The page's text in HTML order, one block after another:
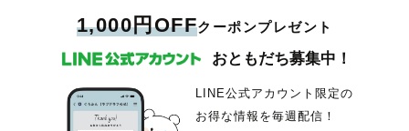
1,000円OFFクーポンプレゼント
おともだち募集中！
LINE公式アカウント限定の
お得な情報を毎週配信！